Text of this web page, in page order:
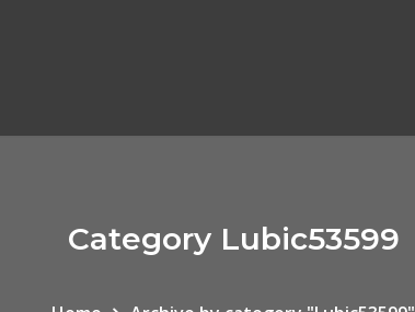
Category Lubic53599